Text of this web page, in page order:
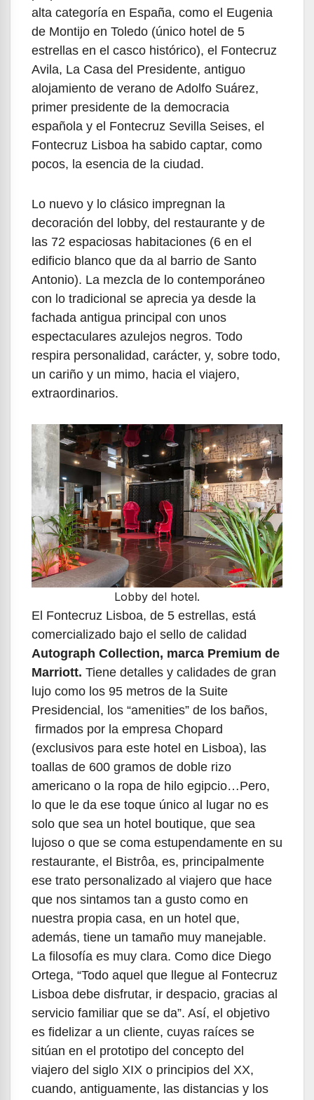
alta categoría en España, como el Eugenia
de Montijo en Toledo (único hotel de 5
estrellas en el casco histórico), el Fontecruz
Avila, La Casa del Presidente, antiguo
alojamiento de verano de Adolfo Suárez,
primer presidente de la democracia
española y el Fontecruz Sevilla Seises, el
Fontecruz Lisboa ha sabido captar, como
pocos, la esencia de la ciudad.
Lo nuevo y lo clásico impregnan la
decoración del lobby, del restaurante y de
las 72 espaciosas habitaciones (6 en el
edificio blanco que da al barrio de Santo
Antonio). La mezcla de lo contemporáneo
con lo tradicional se aprecia ya desde la
fachada antigua principal con unos
espectaculares azulejos negros. Todo
respira personalidad, carácter, y, sobre todo,
un cariño y un mimo, hacia el viajero,
extraordinarios.
Lobby del hotel.
El Fontecruz Lisboa, de 5 estrellas, está
comercializado bajo el sello de calidad
Autograph Collection, marca Premium de
Marriott. Tiene detalles y calidades de gran
lujo como los 95 metros de la Suite
Presidencial, los “amenities” de los baños,
firmados por la empresa Chopard
(exclusivos para este hotel en Lisboa), las
toallas de 600 gramos de doble rizo
americano o la ropa de hilo egipcio…Pero,
lo que le da ese toque único al lugar no es
solo que sea un hotel boutique, que sea
lujoso o que se coma estupendamente en su
restaurante, el Bistrôa, es, principalmente
ese trato personalizado al viajero que hace
que nos sintamos tan a gusto como en
nuestra propia casa, en un hotel que,
además, tiene un tamaño muy manejable.
La filosofía es muy clara. Como dice Diego
Ortega, “Todo aquel que llegue al Fontecruz
Lisboa debe disfrutar, ir despacio, gracias al
servicio familiar que se da”. Así, el objetivo
es fidelizar a un cliente, cuyas raíces se
sitúan en el prototipo del concepto del
viajero del siglo XIX o principios del XX,
cuando, antiguamente, las distancias y los